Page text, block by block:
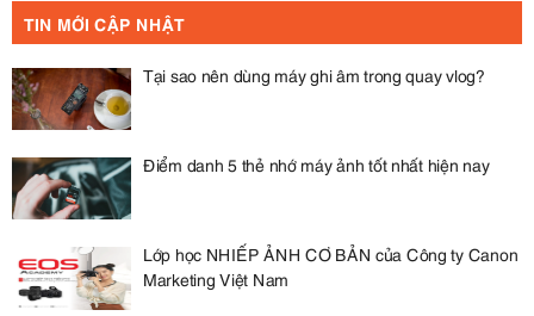
TIN MỚI CẬP NHẬT
Tại sao nên dùng máy ghi âm trong quay vlog?
Điểm danh 5 thẻ nhớ máy ảnh tốt nhất hiện nay
Lớp học NHIẾP ẢNH CƠ BẢN của Công ty Canon
Marketing Việt Nam